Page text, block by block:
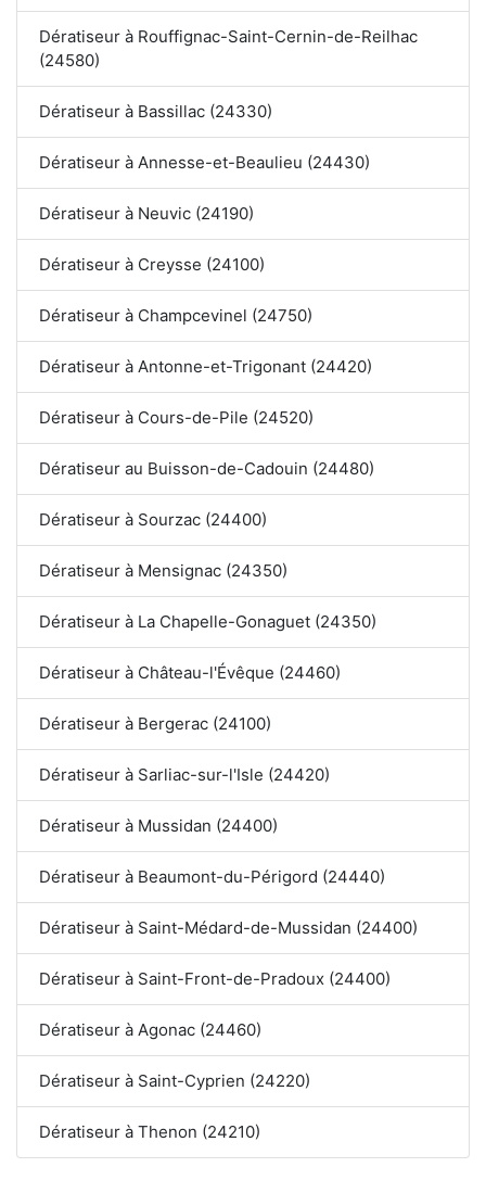
Dératiseur à Rouffignac-Saint-Cernin-de-Reilhac
(24580)
Dératiseur à Bassillac (24330)
Dératiseur à Annesse-et-Beaulieu (24430)
Dératiseur à Neuvic (24190)
Dératiseur à Creysse (24100)
Dératiseur à Champcevinel (24750)
Dératiseur à Antonne-et-Trigonant (24420)
Dératiseur à Cours-de-Pile (24520)
Dératiseur au Buisson-de-Cadouin (24480)
Dératiseur à Sourzac (24400)
Dératiseur à Mensignac (24350)
Dératiseur à La Chapelle-Gonaguet (24350)
Dératiseur à Château-l'Évêque (24460)
Dératiseur à Bergerac (24100)
Dératiseur à Sarliac-sur-l'Isle (24420)
Dératiseur à Mussidan (24400)
Dératiseur à Beaumont-du-Périgord (24440)
Dératiseur à Saint-Médard-de-Mussidan (24400)
Dératiseur à Saint-Front-de-Pradoux (24400)
Dératiseur à Agonac (24460)
Dératiseur à Saint-Cyprien (24220)
Dératiseur à Thenon (24210)